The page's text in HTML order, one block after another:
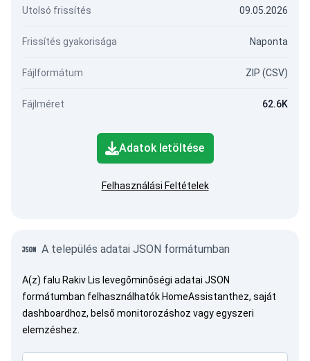
Utolsó frissítés 09.05.2026
Frissítés gyakorisága Naponta
Fájlformátum ZIP (CSV)
Fájlméret 62.6K
Adatok letöltése
Felhasználási Feltételek
A település adatai JSON formátumban
A(z) falu Rakiv Lis levegőminőségi adatai JSON
formátumban felhasználhatók HomeAssistanthez, saját
dashboardhoz, belső monitorozáshoz vagy egyszeri
elemzéshez.